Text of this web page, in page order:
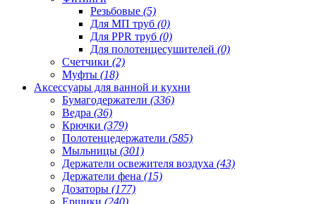
Резьбовые (5)
Для МП труб (0)
Для PPR труб (0)
Для полотенцесушителей (0)
Счетчики (2)
Муфты (18)
Аксессуары для ванной и кухни
Бумагодержатели (336)
Ведра (36)
Крючки (379)
Полотенцедержатели (585)
Мыльницы (301)
Держатели освежителя воздуха (43)
Держатели фена (15)
Дозаторы (177)
Ершики (240)